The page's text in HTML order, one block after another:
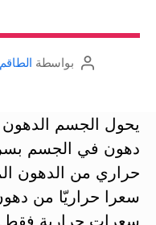
كاتببواسطة
يحول الجسم الدهون
سعرات حرارية